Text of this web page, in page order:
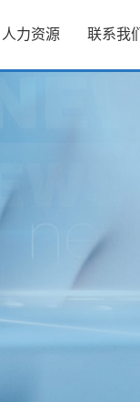
人力资源 联系我们